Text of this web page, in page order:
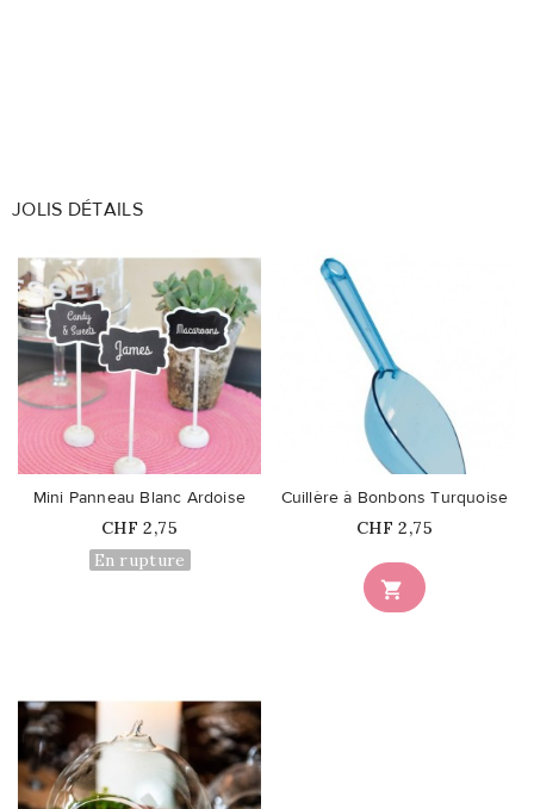
JOLIS DÉTAILS
favorite_border
Mini Panneau Blanc Ardoise
Prix
CHF 2,75
En rupture

Cuillère à Bonbons Turquoise
Prix
CHF 2,75